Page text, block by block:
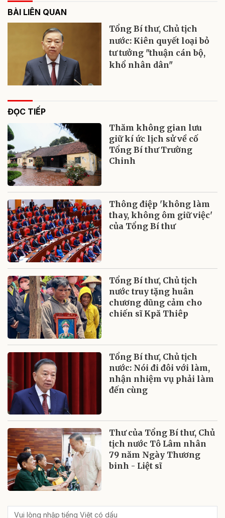
BÀI LIÊN QUAN
Tổng Bí thư, Chủ tịch
nước: Kiên quyết loại bỏ
tư tưởng "thuận cán bộ,
khổ nhân dân"
ĐỌC TIẾP
Thăm không gian lưu
giữ kí ức lịch sử về cố
Tổng Bí thư Trường
Chinh
Thông điệp 'không làm
thay, không ôm giữ việc'
của Tổng Bí thư
Tổng Bí thư, Chủ tịch
nước truy tặng huân
chương dũng cảm cho
chiến sĩ Kpă Thiêp
Tổng Bí thư, Chủ tịch
nước: Nói đi đôi với làm,
nhận nhiệm vụ phải làm
đến cùng
Thư của Tổng Bí thư, Chủ
tịch nước Tô Lâm nhân
79 năm Ngày Thương
binh - Liệt sĩ